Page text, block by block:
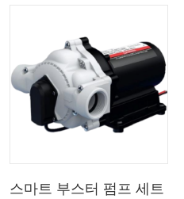
스마트 부스터 펌프 세트